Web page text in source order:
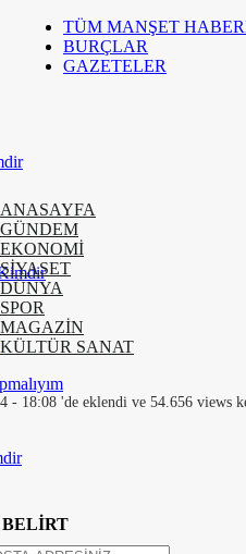
TÜM MANŞET
BURÇLAR
GAZETELER
ANASAYFA
GÜNDEM
EKONOMİ
SİYASET
DÜNYA
SPOR
MAGAZİN
KÜLTÜR SANAT
- 18:08 'de eklendi ve 54.656 views
BELİRT